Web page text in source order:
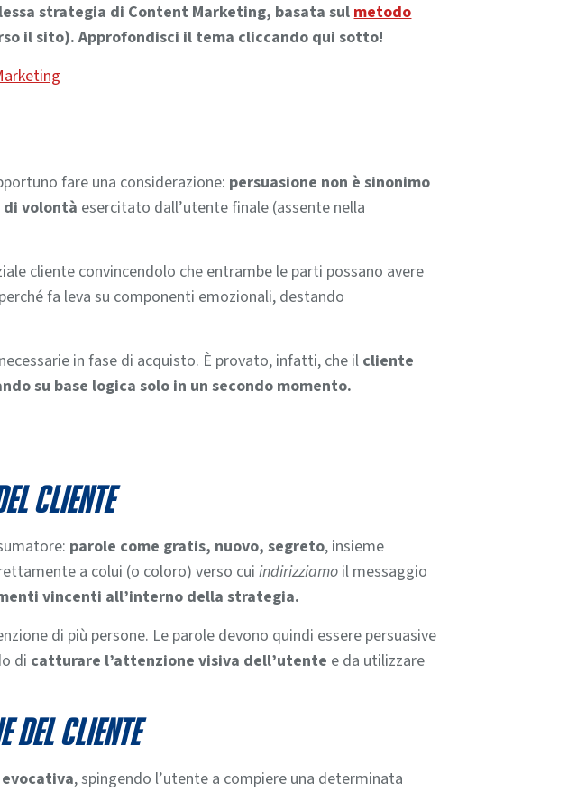
strategia di Content Marketing, basata sulmetodo
il sito). Approfondisci il tema cliccando qui sotto!
fare una considerazione: persuasione non è sinonimo
di volontà esercitato dall’utente finale (assente nella
cliente convincendolo che entrambe le parti possano avere
fa leva su componenti emozionali, destando
in fase di acquisto. È provato, infatti, che ilcliente
su base logica solo in un secondo momento.
cliente
parole come gratis, nuovo, segreto, insieme
a colui (o coloro) verso cui indirizziamoil messaggio
vincenti all’interno della strategia.
di più persone. Le parole devono quindi essere persuasive
di catturare l’attenzione visiva dell’utente e da utilizzare
del cliente
, spingendo l’utente a compiere una determinata